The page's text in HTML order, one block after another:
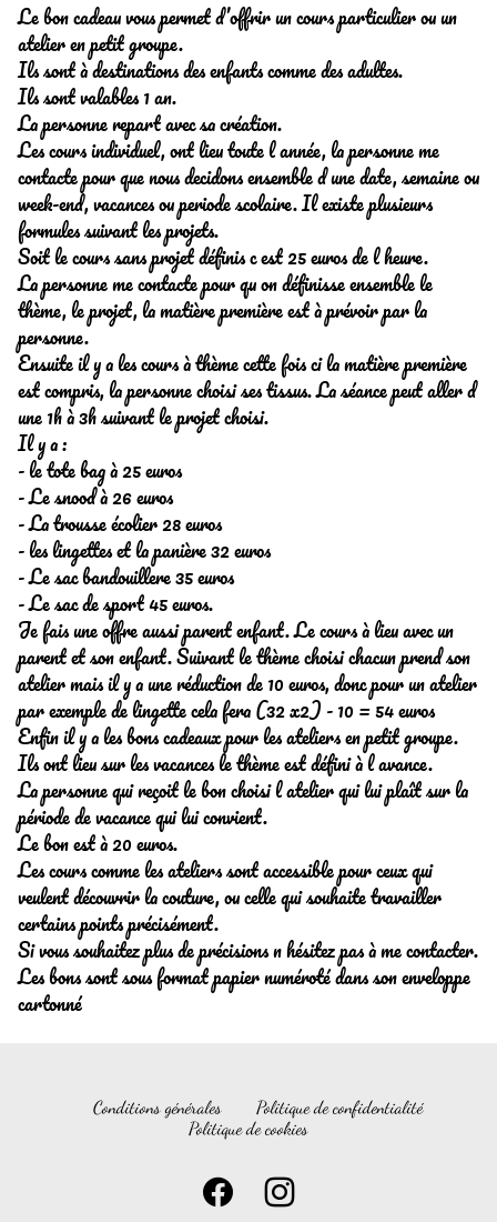
Le bon cadeau vous permet d’offrir un cours particulier ou un
atelier en petit groupe.
Ils sont à destinations des enfants comme des adultes.
Ils sont valables 1 an.
La personne repart avec sa création.
Les cours individuel, ont lieu toute l année, la personne me
contacte pour que nous decidons ensemble d une date, semaine ou
week-end, vacances ou periode scolaire. Il existe plusieurs
formules suivant les projets.
Soit le cours sans projet définis c est 25 euros de l heure.
La personne me contacte pour qu on définisse ensemble le
thème, le projet, la matière première est à prévoir par la
personne.
Ensuite il y a les cours à thème cette fois ci la matière première
est compris, la personne choisi ses tissus. La séance peut aller d
une 1h à 3h suivant le projet choisi.
Il y a :
- le tote bag à 25 euros
- Le snood à 26 euros
- La trousse écolier 28 euros
- les lingettes et la panière 32 euros
- Le sac bandouillere 35 euros
- Le sac de sport 45 euros.
Je fais une offre aussi parent enfant. Le cours à lieu avec un
parent et son enfant. Suivant le thème choisi chacun prend son
atelier mais il y a une réduction de 10 euros, donc pour un atelier
par exemple de lingette cela fera (32 x2) - 10 = 54 euros
Enfin il y a les bons cadeaux pour les ateliers en petit groupe.
Ils ont lieu sur les vacances le thème est défini à l avance.
La personne qui reçoit le bon choisi l atelier qui lui plaît sur la
période de vacance qui lui convient.
Le bon est à 20 euros.
Les cours comme les ateliers sont accessible pour ceux qui
veulent découvrir la couture, ou celle qui souhaite travailler
certains points précisément.
Si vous souhaitez plus de précisions n hésitez pas à me contacter.
Les bons sont sous format papier numéroté dans son enveloppe
cartonné
Conditions générales
Politique de confidentialité
Politique de cookies